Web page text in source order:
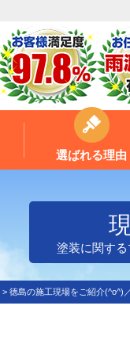
選ばれる理由
塗装に関す
> 徳島の施工現場をご紹介(^o^)